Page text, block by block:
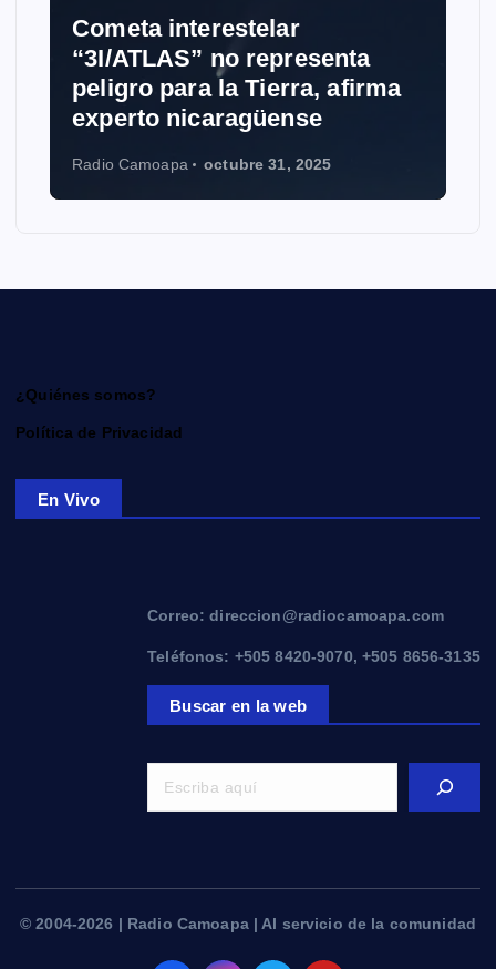
Cometa interestelar
“3I/ATLAS” no representa
peligro para la Tierra, afirma
experto nicaragüense
Radio Camoapa octubre 31, 2025
¿Quiénes somos?
Política de Privacidad
En Vivo
Correo: direccion@radiocamoapa.com
Teléfonos: +505 8420-9070, +505 8656-3135
Buscar en la web
© 2004-2026 | Radio Camoapa | Al servicio de la comunidad